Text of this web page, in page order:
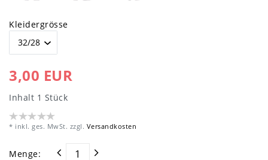
Kleidergrösse
3,00 EUR
Inhalt 1 Stück
* inkl. ges. MwSt. zzgl. Versandkosten
Menge: